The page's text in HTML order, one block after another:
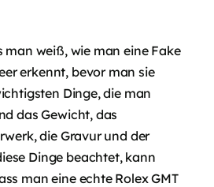
man weiß, wie man eine Fake
erkennt, bevor man sie
Dinge, die man
das Gewicht, das
die Gravur und der
Dinge beachtet, kann
man eine echte Rolex GMT